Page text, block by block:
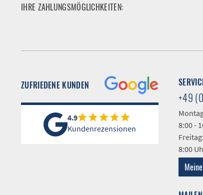
IHRE ZAHLUNGSMÖGLICHKEITEN:
ZUFRIEDENE KUNDEN
4.9
Kundenrezensionen
+49
8:00 -
Freitag:
8:00